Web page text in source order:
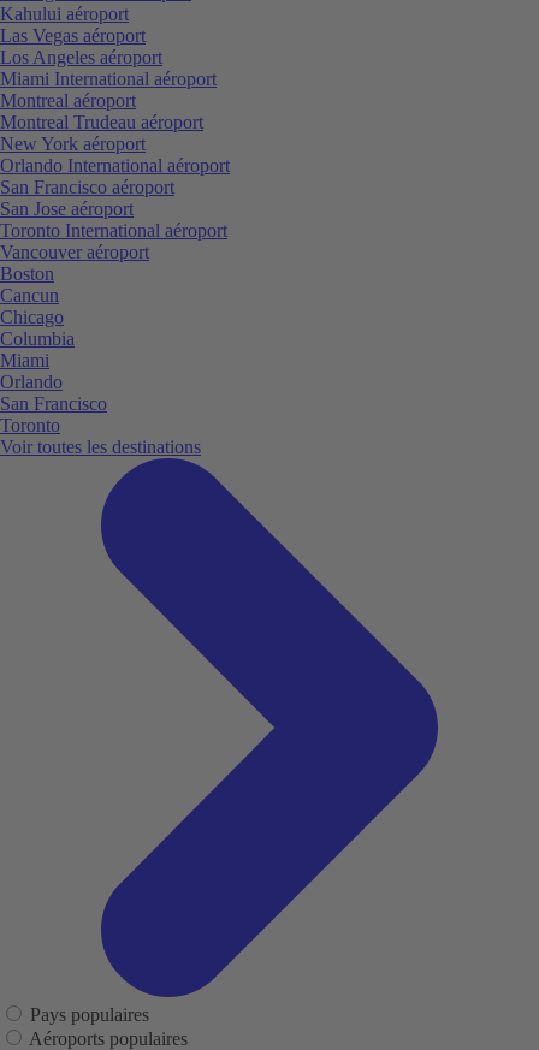
Kahului aéroport
Las Vegas aéroport
Los Angeles aéroport
Miami International aéroport
Montreal aéroport
Montreal Trudeau aéroport
New York aéroport
Orlando International aéroport
San Francisco aéroport
San Jose aéroport
Toronto International aéroport
Vancouver aéroport
Boston
Cancun
Chicago
Columbia
Miami
Orlando
San Francisco
Toronto
Voir toutes les destinations
Pays populaires
Aéroports populaires